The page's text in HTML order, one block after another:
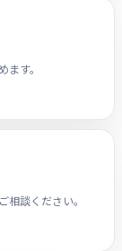
す。
談ください。